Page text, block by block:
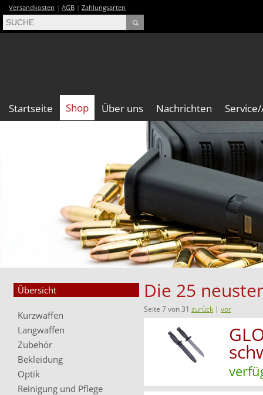
Versandkosten | AGB | Zahlungsarten
Startseite Shop Über uns Nachrichten
Übersicht
Kurzwaffen
Langwaffen
Zubehör
Bekleidung
Optik
Reinigung und Pflege
Die 25
Seite 7 von 31 zurück | vor